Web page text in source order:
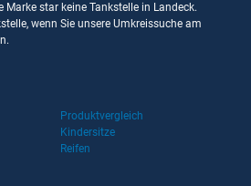
Marke star keine Tankstelle in Landeck.
wenn Sie unsere Umkreissuche am
Produktvergleich
Kindersitze
Reifen